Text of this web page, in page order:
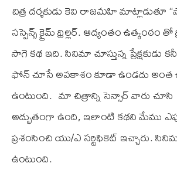
చిత్ర దర్శకుడు కెవి రాజమహి మాట్లాడుతూ
సస్పెన్స్ క్రైమ్ థ్రిల్లర్. ఆద్యంతం ఉత్కంఠం
సాగె కథ ఇది. సినిమా చూస్తున్న
ఫోన్ చూసే అవకాశం కూడా ఉండదు అంత
ఉంటుంది. మా చిత్రాన్ని సెన్సార్ వారు
అద్భుతంగా ఉంది, ఇలాంటి కథని మేము
ప్రశంసించి యు/ఎ సర్టిఫికెట్ ఇచ్చారు.
ఉంటుంది.